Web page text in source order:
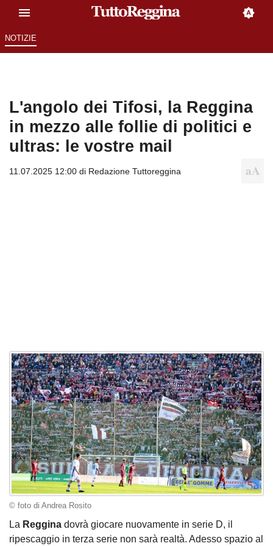
NOTIZIE
L'angolo dei Tifosi, la Reggina
in mezzo alle follie di politici e
ultras: le vostre mail
11.07.2025 12:00 di Redazione Tuttoreggina
© foto di Andrea Rosito
La Reggina dovrà giocare nuovamente in serie D, il
ripescaggio in terza serie non sarà realtà. Adesso spazio al